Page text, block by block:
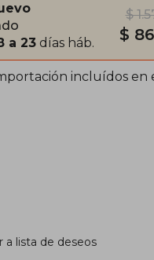
a 23 días háb.
$
$
incluídos en
a lista de deseos